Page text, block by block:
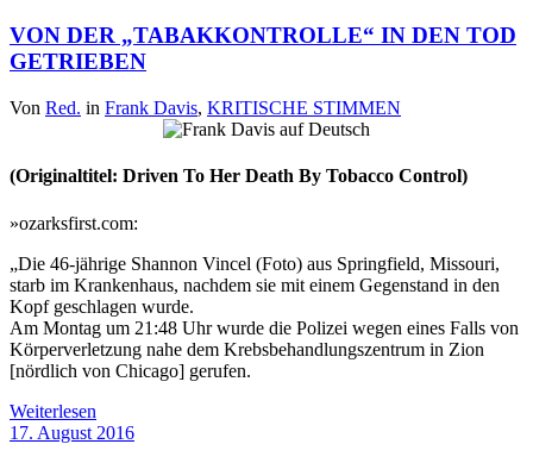
VON DER „TABAKKONTROLLE“ IN DEN TOD
GETRIEBEN
Von Red. in Frank Davis, KRITISCHE STIMMEN
(Originaltitel: Driven To Her Death By Tobacco Control)
»ozarksfirst.com:
„Die 46-jährige Shannon Vincel (Foto) aus Springfield, Missouri,
starb im Krankenhaus, nachdem sie mit einem Gegenstand in den
Kopf geschlagen wurde.
Am Montag um 21:48 Uhr wurde die Polizei wegen eines Falls von
Körperverletzung nahe dem Krebsbehandlungszentrum in Zion
[nördlich von Chicago] gerufen.
Weiterlesen
17. August 2016